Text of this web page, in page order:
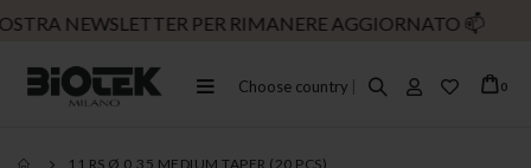
NEWSLETTER PER RIMANERE AGGIORNATO📫
Toggle
Nav
Choose country Cart
0
11 RS Ø 0,35 MEDIUM TAPER (20 PCS)